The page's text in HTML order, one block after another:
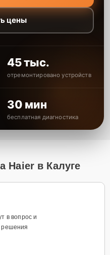
цены
45 тыс.
отремонтировано устройств
30 мин
бесплатная диагностика
Haier в Калуге
в вопрос и
решения